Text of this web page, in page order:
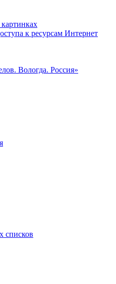
к ресурсам Интернет
Вологда. Россия»
списков